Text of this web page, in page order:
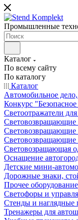
Промышленные
Каталог
По всему сайту
По каталогу
Каталог
Автомобильное
Конкурс "Безопасное
Светоотражатели
Световозвращающие
Световозвращающие
Световозвращающие
Световозращающая
Оснащение
Детские мини-
Дорожные знаки,
Прочее оборудование
Светофоры и
Стенды и наглядные
Тренажеры для